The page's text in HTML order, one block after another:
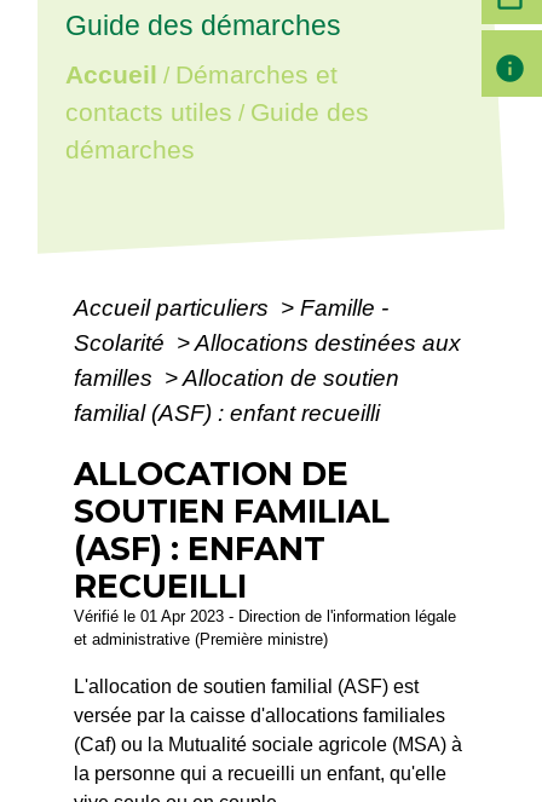
Guide des démarches
Accueil / Démarches et
contacts utiles / Guide des
démarches
Accueil particuliers > Famille -
Scolarité >Allocations destinées aux
familles >Allocation de soutien
familial (ASF) : enfant recueilli
ALLOCATION DE
SOUTIEN FAMILIAL
(ASF) : ENFANT
RECUEILLI
Vérifié le 01 Apr 2023 - Direction de l'information légale
et administrative (Première ministre)
L'allocation de soutien familial (ASF) est
versée par la caisse d'allocations familiales
(Caf) ou la Mutualité sociale agricole (MSA) à
la personne qui a recueilli un enfant, qu'elle
info